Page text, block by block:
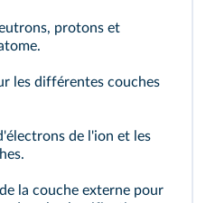
protons et
les différentes couches
de l'ion et les
la couche externe pour